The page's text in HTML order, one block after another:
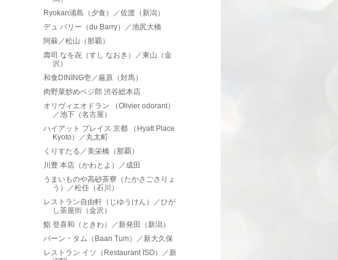
Ryokan浦島（夕食）／佐渡（新潟）
デュ バリー（du Barry）／池尻大橋
阿蘇／松山（那覇）
壽司 なを㐂（すし なおき）／東山（金
沢）
和食DINING壱／厳原（対馬）
肉野菜炒めベジ郎 渋谷総本店
オリヴィエオドラン （Olivier odorant）
／池下（名古屋）
ハイアット プレイス 京都 （Hyatt Place
Kyoto）／丸太町
くりすたる／美栄橋（那覇）
川豊 本店（かわとよ）／成田
うまいものや高砂茶寮（たかさごさりょ
う）／松任（石川）
レストラン自由軒（じゆうけん）／ひが
し茶屋街（金沢）
鮨 登喜和（ときわ）／新発田（新潟）
バーン・タム（Baan Tum）／新大久保
レストラン イソ（Restaurant ISO）／新